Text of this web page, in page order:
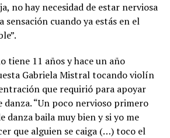
no hay necesidad de estar nerviosa
cuando ya estás en el
tiene 11 años y hace un año
Gabriela Mistral tocando violín
que requirió para apoyar
danza. “Un poco nervioso primero
danza baila muy bien y si yo me
que alguien se caiga (…) toco el